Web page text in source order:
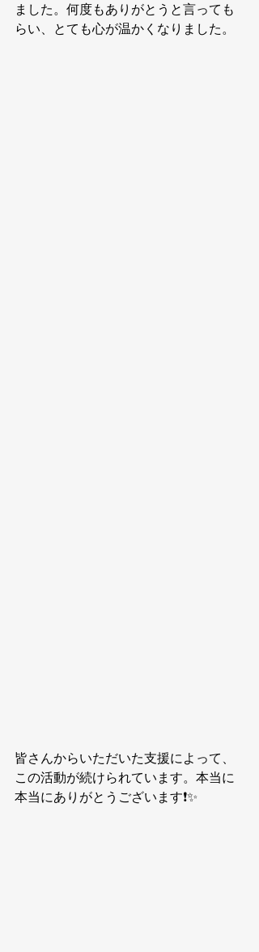
ました。何度もありがとうと言っても
らい、とても心が温かくなりました。
皆さんからいただいた支援によって、
この活動が続けられています。本当に
本当にありがとうございます❗️✨